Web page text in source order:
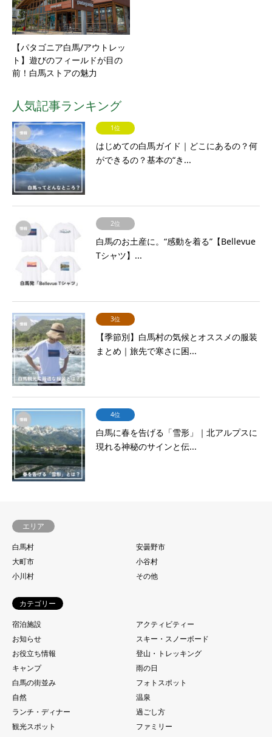
【パタゴニア白馬/アウトレッ
ト】遊びのフィールドが目の
前！白馬ストアの魅力
人気記事ランキング
1位
はじめての白馬ガイド｜どこにあるの？何
ができるの？基本の“き...
2位
白馬のお土産に。“感動を着る”【Bellevue
Tシャツ】...
3位
【季節別】白馬村の気候とオススメの服装
まとめ｜旅先で寒さに困...
4位
白馬に春を告げる「雪形」｜北アルプスに
現れる神秘のサインと伝...
エリア
白馬村
安曇野市
大町市
小谷村
小川村
その他
カテゴリー
宿泊施設
アクティビティー
お知らせ
スキー・スノーボード
お役立ち情報
登山・トレッキング
キャンプ
雨の日
白馬の街並み
フォトスポット
自然
温泉
ランチ・ディナー
過ごし方
観光スポット
ファミリー